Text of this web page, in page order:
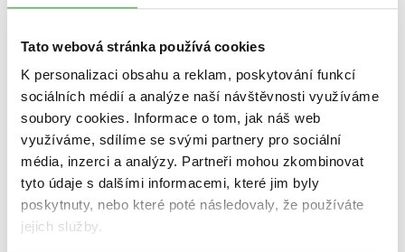
Tato webová stránka používá cookies
K personalizaci obsahu a reklam, poskytování funkcí
sociálních médií a analýze naší návštěvnosti využíváme
soubory cookies. Informace o tom, jak náš web
využíváme, sdílíme se svými partnery pro sociální
média, inzerci a analýzy. Partneři mohou zkombinovat
tyto údaje s dalšími informacemi, které jim byly
poskytnuty, nebo které poté následovaly, že používáte
jejich služby.
Diagnóza: sestra
Lucie Černá